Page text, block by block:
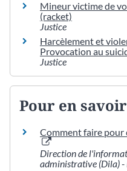
Mineur victime de
(racket)
Justice
Harcèlement et
Provocation au
Justice
Pour en
Comment faire pour
Direction de
administrative (Dila)